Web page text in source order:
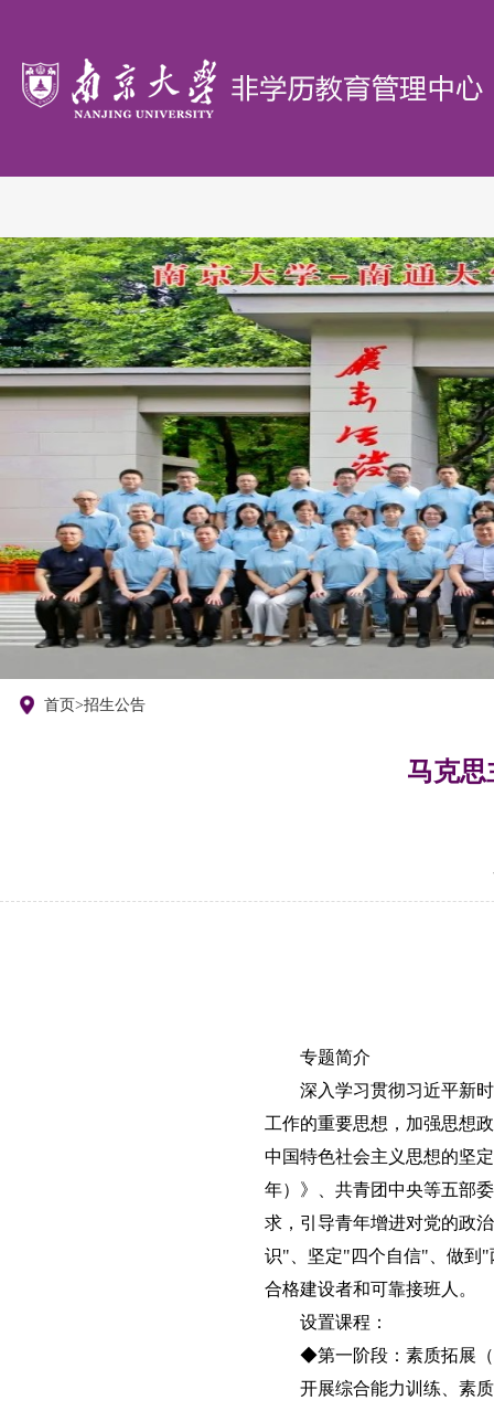
学
位
政
文
件
究
机
构
教
学
园
证
书
联
首页>招生公告
马克思
专题简介
深入学习贯彻习近平新
工作的重要思想，加强思想
中国特色社会主义思想的坚
年）》、共青团中央等五部
求，引导青年增进对党的政
识"、坚定"四个自信"、做到"
合格建设者和可靠接班人。
设置课程：
◆第一阶段：素质拓展
开展综合能力训练、素